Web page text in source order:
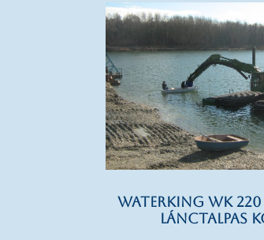
WATERKING WK
lánctalpas